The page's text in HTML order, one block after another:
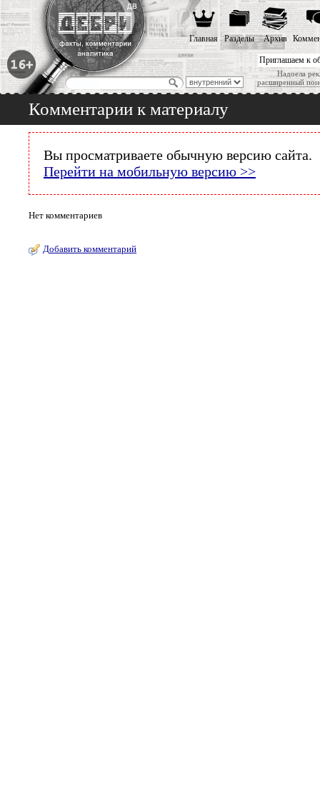
Приглашаем к
Надоела
расширенный
Главная Разделы Архив
Комментарии к материалу
Вы просматриваете обычную версию сайта.
Перейти на мобильную версию >>
Нет комментариев
Добавить комментарий